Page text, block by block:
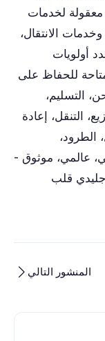
لخدمات
وخدمات الانتقال،
أولويات
للحفاظ على
التسليم،
التنقل، إعادة
الطرود،
عالمي، موثوق -
قلب
المنشور التالي